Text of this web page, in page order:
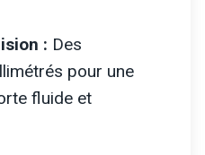
: Des
pour une
fluide et